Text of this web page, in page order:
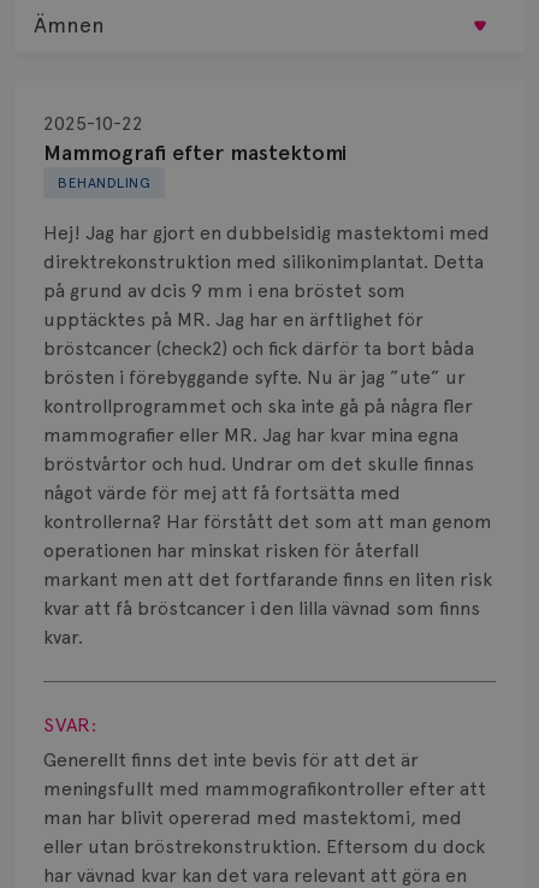
BEHANDLING
Mammografi efter mastektomi
2025-10-22
Hej! Jag har gjort en dubbelsidig mastektomi med
direktrekonstruktion med silikonimplantat. Detta
på grund av dcis 9 mm i ena bröstet som
upptäcktes på MR. Jag har en ärftlighet för
bröstcancer (check2) och fick därför ta bort båda
brösten i förebyggande syfte. Nu är jag ”ute” ur
kontrollprogrammet och ska inte gå på några fler
mammografier eller MR. Jag har kvar mina egna
bröstvårtor och hud. Undrar om det skulle finnas
något värde för mej att få fortsätta med
kontrollerna? Har förstått det som att man genom
operationen har minskat risken för återfall
markant men att det fortfarande finns en liten risk
kvar att få bröstcancer i den lilla vävnad som finns
kvar.
Visa svar
SVAR:
Generellt finns det inte bevis för att det är
meningsfullt med mammografikontroller efter att
man har blivit opererad med mastektomi, med
eller utan bröstrekonstruktion. Eftersom du dock
har vävnad kvar kan det vara relevant att göra en
Ämnen
Biopsi
Biverkningar
Bröstvårta
Knöl
Läkemedel
Typ av bröstcancer
Smärta
Prognos
Risker
Spridd bröstcancer
Vätska